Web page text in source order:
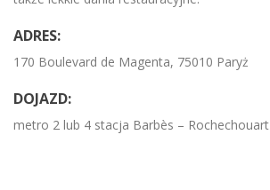
ADRES:
170 Boulevard de Magenta, 75010 Paryż
DOJAZD:
metro 2 lub 4 stacja Barbès – Rochechouart